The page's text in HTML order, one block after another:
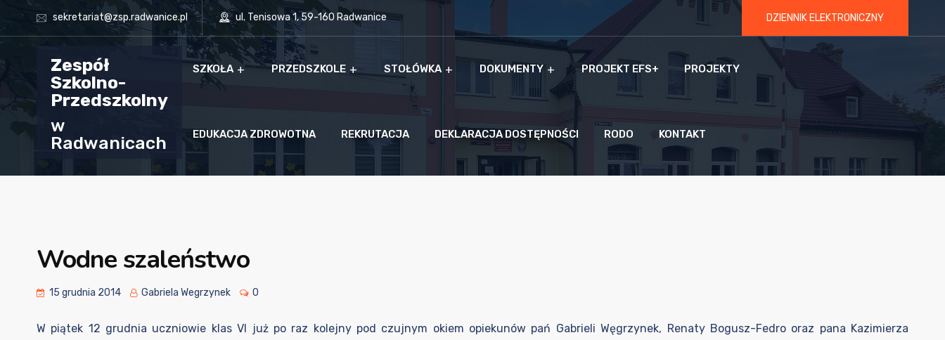
sekretariat@zsp.radwanice.pl ul. Tenisowa 1, 59-160 Radwanice DZIENNIK ELEKTRONICZNY
Zespół
Szkolno-
Przedszkolny
w
Radwanicach
SZKOŁA PRZEDSZKOLE STOŁÓWKA DOKUMENTY PROJEKT EFS+ PROJEKTY
EDUKACJA ZDROWOTNA REKRUTACJA DEKLARACJA DOSTĘPNOŚCI RODO KONTAKT
Wodne szaleństwo
15 grudnia 2014 Gabriela Wegrzynek 0
W piątek 12 grudnia uczniowie klas VI już po raz kolejny pod czujnym okiem opiekunów pań Gabrieli Węgrzynek, Renaty Bogusz-Fedro oraz pana Kazimierza